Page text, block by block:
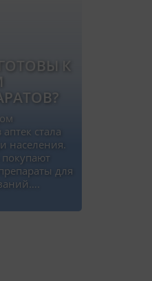
К
стала
населения.
для